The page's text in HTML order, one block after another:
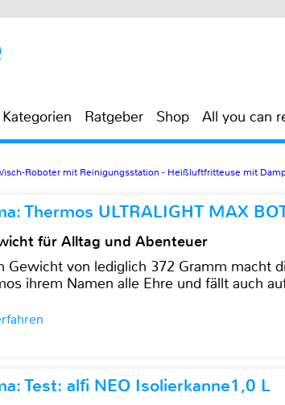
Kategorien Ratgeber Shop All you can
Roboter mit Reinigungsstation - Heißluftfritteuse mit
Thermos ULTRALIGHT MAX
für Alltag und Abenteuer
Gewicht von lediglich 372 Gramm macht
ihrem Namen alle Ehre und fällt auch
Test: alfi NEO Isolierkanne1,0 L